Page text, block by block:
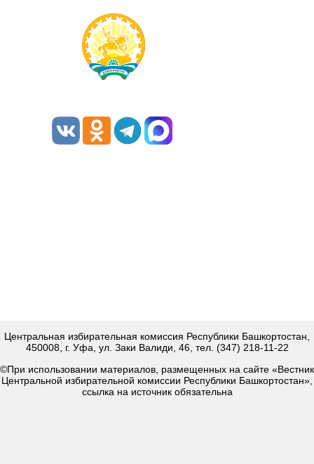
Центральная избирательная комиссия Республики Башкортостан,
450008, г. Уфа, ул. Заки Валиди, 46, тел. (347) 218-11-22
©При использовании материалов, размещенных на сайте «Вестник
Центральной избирательной комиссии Республики Башкортостан»,
ссылка на источник обязательна